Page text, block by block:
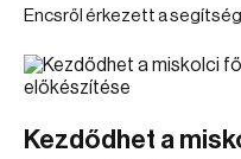
Encsről érkezett a
Kezdődhet a